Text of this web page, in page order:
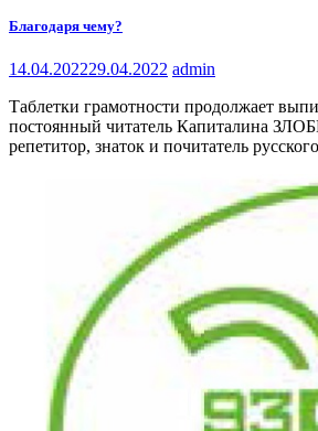
Благодаря чему?
14.04.202229.04.2022 admin
Таблетки грамотности продолжает
постоянный читатель Капиталина
репетитор, знаток и почитатель русского